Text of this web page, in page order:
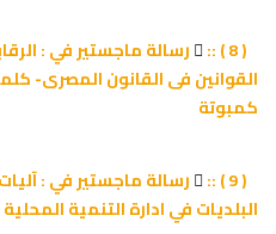
رسالة ماجستير في :
القوانين فى القانون المصرى-
كمبوتة
رسالة ماجستير في : آليات
البلديات في ادارة التنمية المحلية